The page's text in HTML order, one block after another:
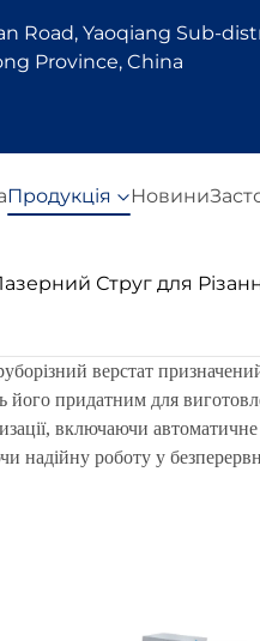
Road, Yaoqiang Sub-
Province, China
Продукція Новини
Струг для
верстат
його придатним для
включаючи
надійну роботу у